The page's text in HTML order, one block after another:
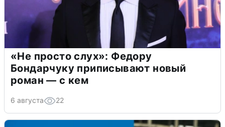
«Не просто слух»: Федору
Бондарчуку приписывают новый
роман — с кем
6 августа 22